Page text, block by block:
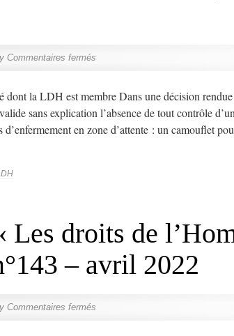
Commentaires fermés
dont la LDH est membre Dans une décision
sans explication l’absence de tout contrôle
d’enfermement en zone d’attente : un camouflet
Les droits de
– avril 2022
Commentaires fermés